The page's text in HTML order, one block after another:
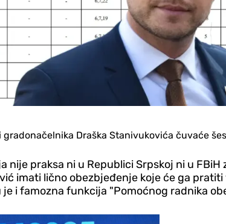
Draška Stanivukovića čuvaće
nije praksa ni u Republici Srpskoj ni u
imati lično obezbjeđenje koje će ga
i famozna funkcija "Pomoćnog radnika